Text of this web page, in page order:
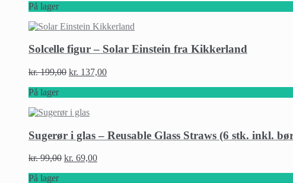
På lager
Solcelle figur – Solar Einstein fra Kikkerland
kr.199,00 kr. 137,00
På lager
Sugerør i glas – Reusable Glass Straws (6 stk. inkl.
kr.99,00 kr. 69,00
På lager